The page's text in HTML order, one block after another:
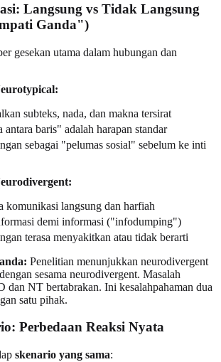
Langsung vs Tidak Langsung
Ganda")
gesekan utama dalam hubungan dan
subteks, nada, dan makna tersirat
antara baris" adalah harapan standar
sebagai "pelumas sosial" sebelum ke inti
komunikasi langsung dan harfiah
demi informasi ("infodumping")
terasa menyakitkan atau tidak berarti
Penelitian menunjukkan neurodivergent
sesama neurodivergent. Masalah
dan NT bertabrakan. Ini kesalahpahaman dua
satu pihak.
Perbedaan Reaksi Nyata
skenario yang sama: